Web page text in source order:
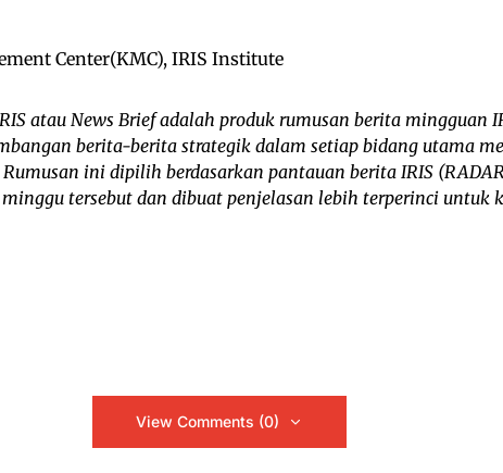
Center(KMC), IRIS Institute
atau News Brief adalah produk rumusan berita mingguan
berita-berita strategik dalam setiap bidang utama
Rumusan ini dipilih berdasarkan pantauan berita IRIS
tersebut dan dibuat penjelasan lebih terperinci untuk
View Comments (0)